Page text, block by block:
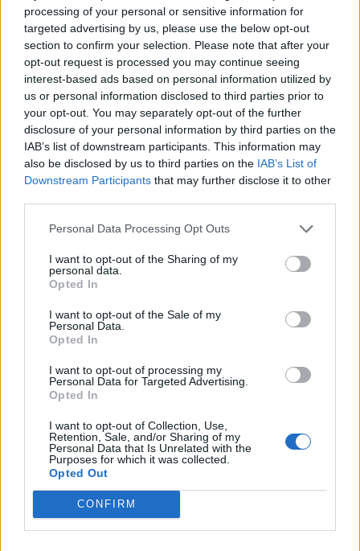
processing of your personal or sensitive information for
targeted advertising by us, please use the below opt-out
section to confirm your selection. Please note that after your
opt-out request is processed you may continue seeing
interest-based ads based on personal information utilized by
us or personal information disclosed to third parties prior to
your opt-out. You may separately opt-out of the further
disclosure of your personal information by third parties on the
IAB’s list of downstream participants. This information may
also be disclosed by us to third parties on the IAB’s List of
Downstream Participants that may further disclose it to other
Personal Data Processing Opt Outs
I want to opt-out of the Sharing of my
personal data.
Opted In
I want to opt-out of the Sale of my
Personal Data.
Opted In
I want to opt-out of processing my
Personal Data for Targeted Advertising.
Opted In
I want to opt-out of Collection, Use,
Retention, Sale, and/or Sharing of my
Personal Data that Is Unrelated with the
Purposes for which it was collected.
Opted Out
CONFIRM
Czytaj także:
Historia jest nauczycielką życia – kto
to powiedział?
Gospodarz (Wesele) – charakterystyka
Chocholi taniec i jego symbolika w
Weselu
Mikołajek – streszczenie
Kategorie
opracowania
trudnych decyzji życiowych? W pracy odwołaj
się do wybranej lektury obowiązkowej, innego
utworu literackiego i wybranych kontekstów.
Historia jest nauczycielką życia – kto to
powiedział?
Dodaj komentarz
Komentarz